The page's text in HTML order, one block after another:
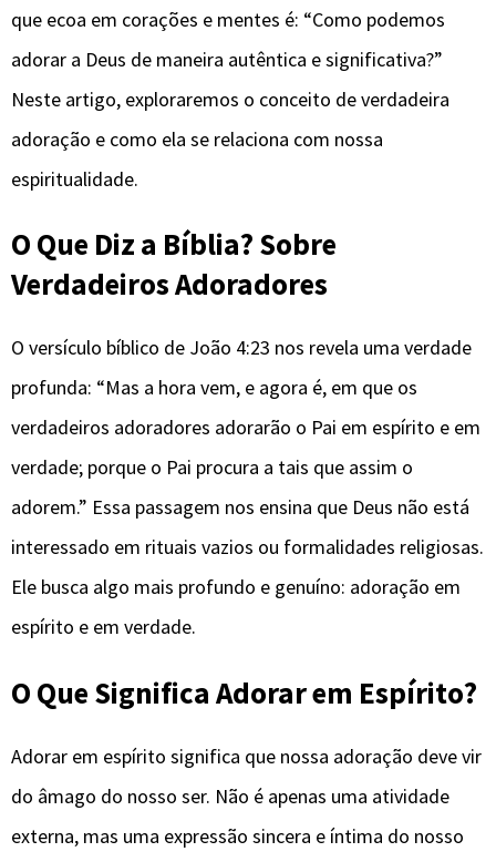
que ecoa em corações e mentes é: “Como podemos
adorar a Deus de maneira autêntica e significativa?”
Neste artigo, exploraremos o conceito de verdadeira
adoração e como ela se relaciona com nossa
espiritualidade.
O Que Diz a Bíblia? Sobre
Verdadeiros Adoradores
O versículo bíblico de João 4:23 nos revela uma verdade
profunda: “Mas a hora vem, e agora é, em que os
verdadeiros adoradores adorarão o Pai em espírito e em
verdade; porque o Pai procura a tais que assim o
adorem.” Essa passagem nos ensina que Deus não está
interessado em rituais vazios ou formalidades religiosas.
Ele busca algo mais profundo e genuíno: adoração em
espírito e em verdade.
O Que Significa Adorar em Espírito?
Adorar em espírito significa que nossa adoração deve vir
do âmago do nosso ser. Não é apenas uma atividade
externa, mas uma expressão sincera e íntima do nosso